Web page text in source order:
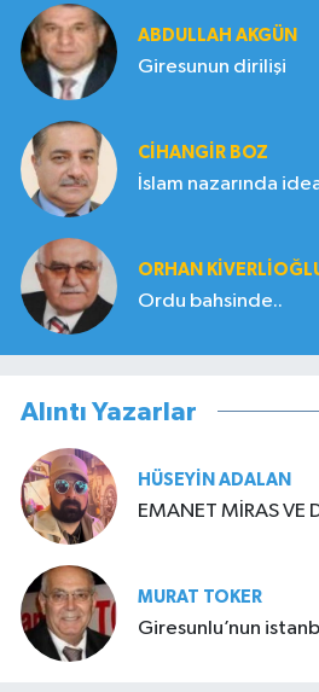
ABDULLAH AKGÜN
Giresunun dirilişi
CIHANGIR BOZ
İslam nazarında
ORHAN
Ordu bahsinde..
Alıntı Yazarlar
HÜSEYIN ADALAN
EMANET MİRAS VE
MURAT TOKER
Giresunlu’nun